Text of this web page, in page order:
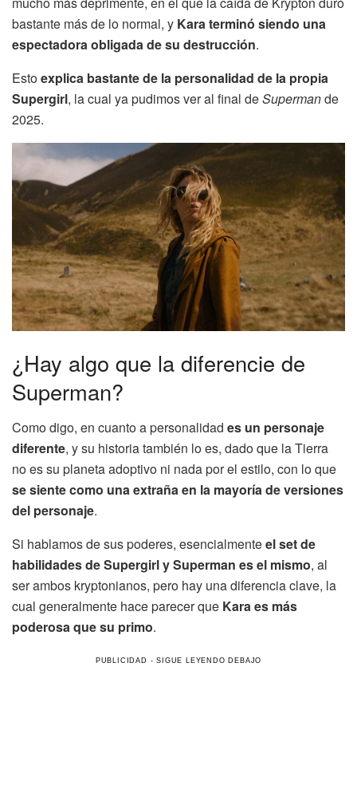
bastante más de lo normal, y Kara terminó siendo una
espectadora obligada de su destrucción.
Estoexplica bastante de la personalidad de la propia
Supergirl, la cual ya pudimos ver al final deSupermande
2025.
¿Hay algo que la diferencie de
Superman?
Como digo, en cuanto a personalidad es un personaje
diferente, y su historia también lo es, dado que la Tierra
no es su planeta adoptivo ni nada por el estilo, con lo que
se siente como una extraña en la mayoría de versiones
del personaje.
Si hablamos de sus poderes, esencialmenteel set de
habilidades de Supergirl y Superman es el mismo, al
ser ambos kryptonianos, pero hay una diferencia clave, la
cual generalmente hace parecer que Kara es más
poderosa que su primo.